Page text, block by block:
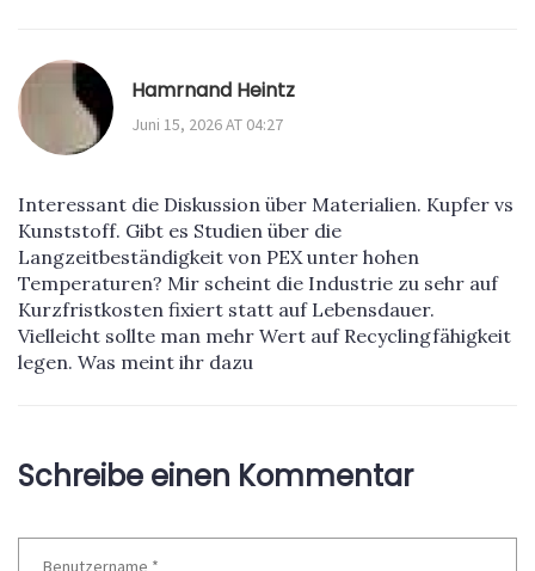
Hamrnand Heintz
Juni 15, 2026 AT 04:27
Interessant die Diskussion über Materialien. Kupfer vs
Kunststoff. Gibt es Studien über die
Langzeitbeständigkeit von PEX unter hohen
Temperaturen? Mir scheint die Industrie zu sehr auf
Kurzfristkosten fixiert statt auf Lebensdauer.
Vielleicht sollte man mehr Wert auf Recyclingfähigkeit
legen. Was meint ihr dazu
Schreibe einen Kommentar